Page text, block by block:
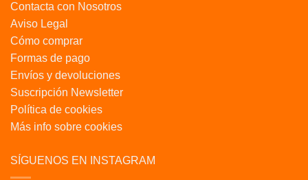
Contacta con Nosotros
Aviso Legal
Cómo comprar
Formas de pago
Envíos y devoluciones
Suscripción Newsletter
Política de cookies
Más info sobre cookies
SÍGUENOS EN INSTAGRAM